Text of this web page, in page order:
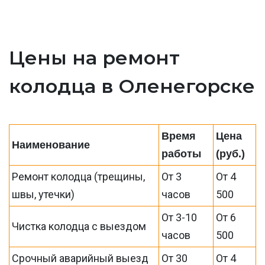
Цены на ремонт
колодца в Оленегорске
Наименование
Время
работы
Цена
(руб.)
Ремонт колодца (трещины,
швы, утечки)
От 3
часов
От 4
500
Чистка колодца с выездом
От 3-10
часов
От 6
500
Срочный аварийный выезд
От 30
От 4